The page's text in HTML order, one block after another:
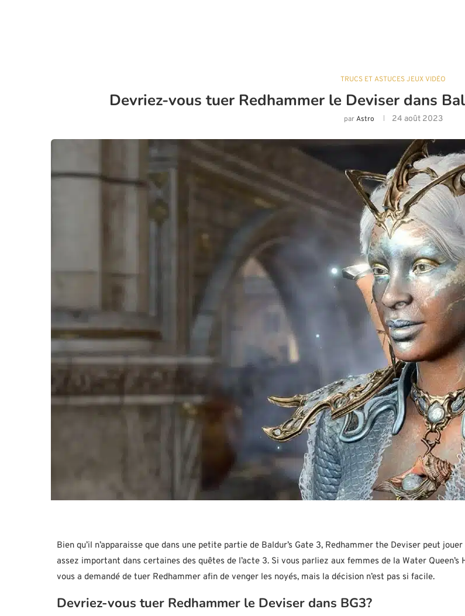
TRUCS ET ASTUCES JEUX VIDÉO
Devriez-vous tuer Redhammer le Deviser dans
parAstro 24 août 2023
Bien qu’il n’apparaisse que dans une petite partie de Baldur’s Gate 3, Redhammer the Deviser peut
assez important dans certaines des quêtes de l’acte 3. Si vous parliez aux femmes de la Water Queen’s
vous a demandé de tuer Redhammer afin de venger les noyés, mais la décision n’est pas si facile.
Devriez-vous tuer Redhammer le Deviser dans BG3?